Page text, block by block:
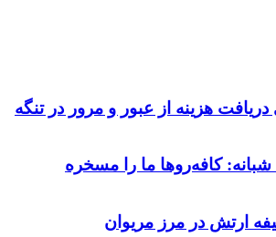
دریافت هزینه از عبور و مرور در تنگه
کافه‌روها ما را مسخره
ارتش در مرز مریوان